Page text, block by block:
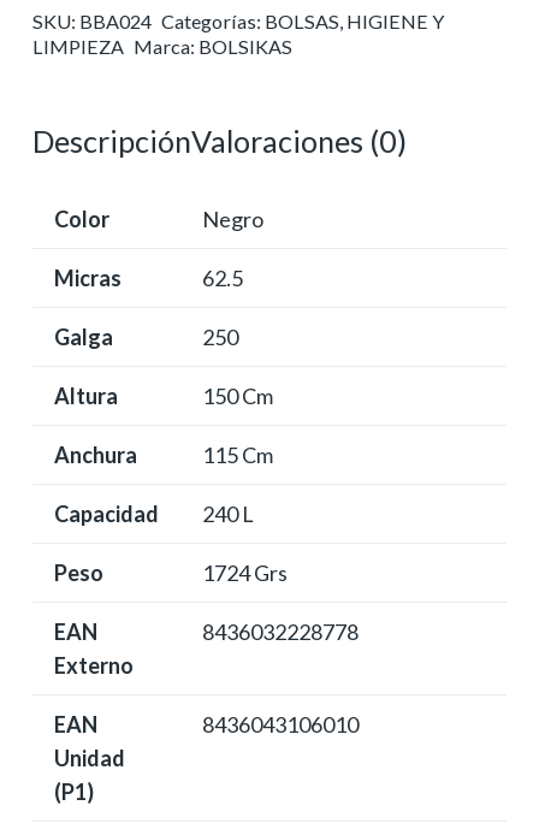
115x150
SKU: BBA024 Categorías: BOLSAS, HIGIENE Y
LIMPIEZA Marca: BOLSIKAS
DescripciónValoraciones (0)
Color Negro
Micras 62.5
Galga 250
Altura 150 Cm
Anchura 115 Cm
Capacidad 240 L
Peso 1724 Grs
EAN
Externo
8436032228778
EAN
Unidad
(P1)
8436043106010